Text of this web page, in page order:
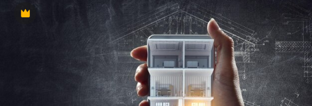
Премиум